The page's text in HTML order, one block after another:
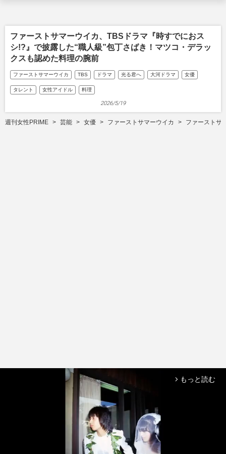
ファーストサマーウイカ、TBSドラマ『時すでにおス
シ!?』で披露した“職人級”包丁さばき！マツコ・デラッ
クスも認めた料理の腕前
ファーストサマーウイカ TBS ドラマ 光る君へ 大河ドラマ 女優
タレント 女性アイドル 料理
2026/5/19
週刊女性PRIME 芸能 女優 ファーストサマーウイカ ファーストサ
arrow_forward_ios もっと読む